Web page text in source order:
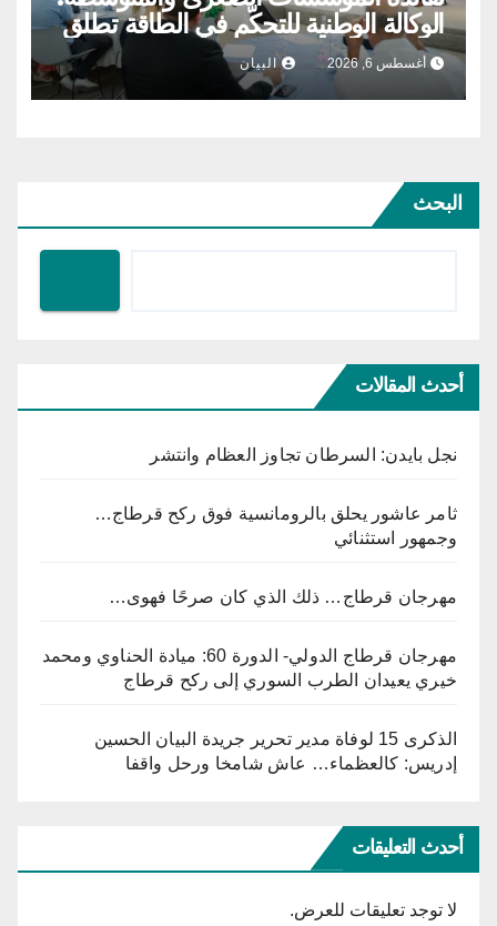
الوكالة الوطنية للتحكّم في الطاقة تطلق
مشروع الطاقة الشمسية الفولطاضوئية
أغسطس 6, 2026 البيان
البحث
أحدث المقالات
نجل بايدن: السرطان تجاوز العظام وانتشر
ثامر عاشور يحلق بالرومانسية فوق ركح قرطاج…
وجمهور استثنائي
مهرجان قرطاج… ذلك الذي كان صرحًا فهوى…
مهرجان قرطاج الدولي- الدورة 60: ميادة الحناوي ومحمد
خيري يعيدان الطرب السوري إلى ركح قرطاج
الذكرى 15 لوفاة مدير تحرير جريدة البيان الحسين
إدريس: كالعظماء… عاش شامخا ورحل واقفا
أحدث التعليقات
لا توجد تعليقات للعرض.